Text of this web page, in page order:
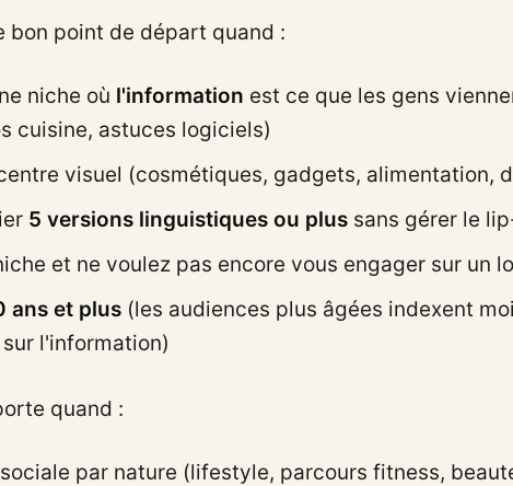
bon point de départ quand :
niche où l'information est ce que les gens
cuisine, astuces logiciels)
visuel (cosmétiques, gadgets, alimentation,
5 versions linguistiques ou plus sans gérer le
et ne voulez pas encore vous engager sur un
ans et plus (les audiences plus âgées indexent
l'information)
quand :
par nature (lifestyle, parcours fitness,